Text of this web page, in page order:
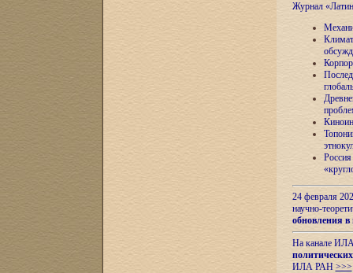
Журнал
24 февраля
научно-
обновления в
На канале
ИЛА РАН >>>